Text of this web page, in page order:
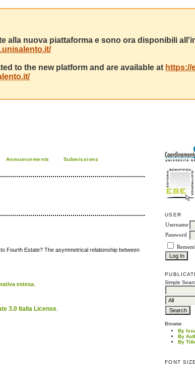
alla nuova piattaforma e sono ora disponibili
to the new platform and are available at https://
USER
Username
Password
Simple
Browse
By
By
By
FONT SIZE
Announcements
Submissions
Fourth Estate? The asymmetrical relationship between
estesa
3.0 Italia License.